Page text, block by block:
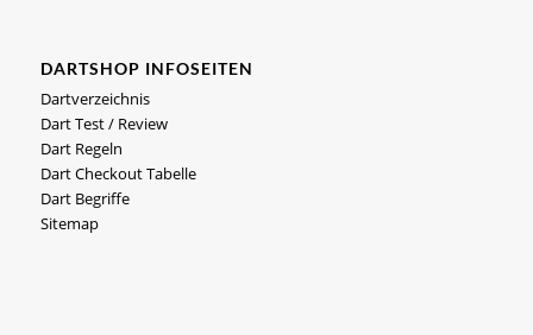
DARTSHOP INFOSEITEN
Dartverzeichnis
Dart Test / Review
Dart Regeln
Dart Checkout Tabelle
Dart Begriffe
Sitemap